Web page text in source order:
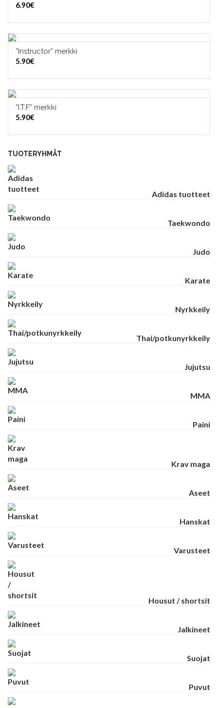
6.90€
”Instructor” merkki
5.90€
”I.T.F” merkki
5.90€
TUOTERYHMÄT
Adidas tuotteet
Taekwondo
Judo
Karate
Nyrkkeily
Thai/potkunyrkkeily
Jujutsu
MMA
Paini
Krav maga
Aseet
Hanskat
Varusteet
Housut / shortsit
Jalkineet
Suojat
Puvut